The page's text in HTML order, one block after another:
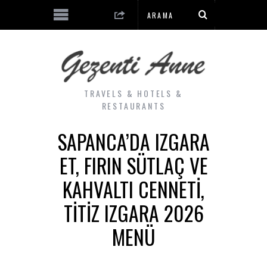
TRAVELS & HOTELS &
RESTAURANTS
SAPANCA’DA IZGARA
ET, FIRIN SÜTLAÇ VE
KAHVALTI CENNETI,
TITIZ IZGARA 2026
MENÜ